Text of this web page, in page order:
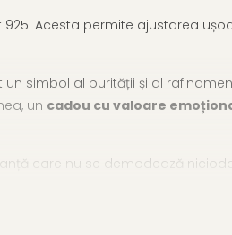
Acesta permite ajustarea
simbol al purității și al
un cadou cu valoare
care nu se demodează